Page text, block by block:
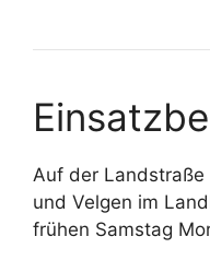
Auf der
und Velgen im
frühen Samstag